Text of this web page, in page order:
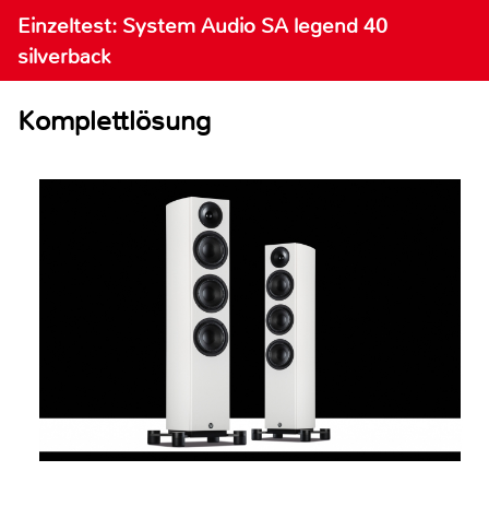
Einzeltest: System Audio SA legend 40
silverback
Komplettlösung